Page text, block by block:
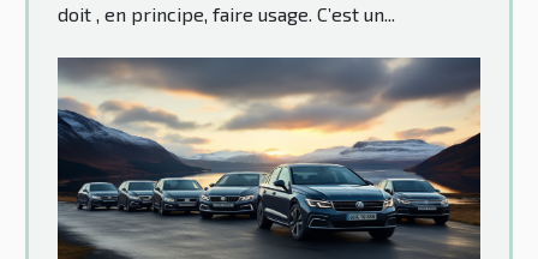
doit , en principe, faire usage. C’est un...